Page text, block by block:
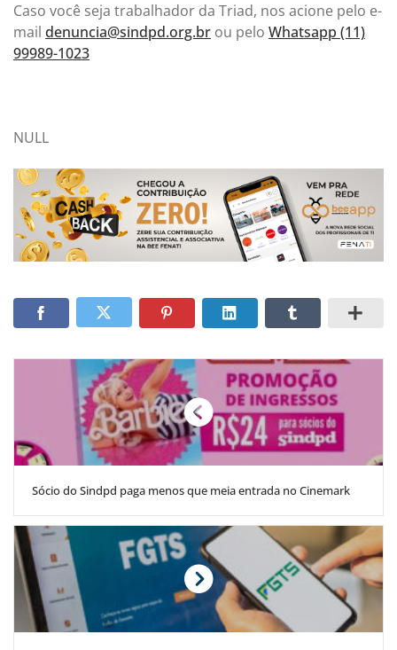
Caso você seja trabalhador da Triad, nos acione pelo e-
mail denuncia@sindpd.org.br ou pelo Whatsapp (11)
99989-1023
NULL
Sócio do Sindpd paga menos que meia entrada no Cinemark